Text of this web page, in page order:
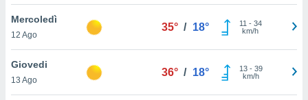
la
nella
Mercoledì
12 Ago
35° / 18° 11 - 34
km/h
Giovedi
13 Ago
36° / 18° 13- 39
km/h